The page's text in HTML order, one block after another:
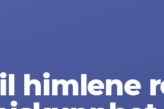
himlene